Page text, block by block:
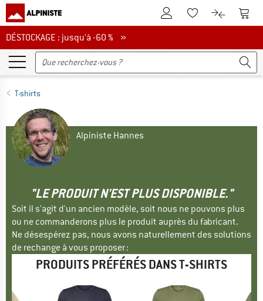
Vers le compte client
Vers la liste
Vers le
DÉSTOCKAGE : jusqu'à -60 %
DÉSTOCKAGE : jusqu'à -60 % »
T-shirts
Alpiniste Hannes
"LE PRODUIT N'EST PLUS DISPONIBLE."
Soit il s'agit d'un ancien modèle, soit nous ne pouvons plus
ou ne commanderons plus le produit auprès du fabricant.
Ne désespérez pas, nous avons naturellement des solutions
de rechange à vous proposer :
PRODUITS PRÉFÉRÉS DANS T-SHIRTS